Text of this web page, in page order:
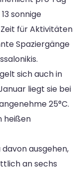
sonnige
für Aktivitäten
Spaziergänge
sich auch in
liegt sie bei
25°C.
heißen
ausgehen,
an sechs